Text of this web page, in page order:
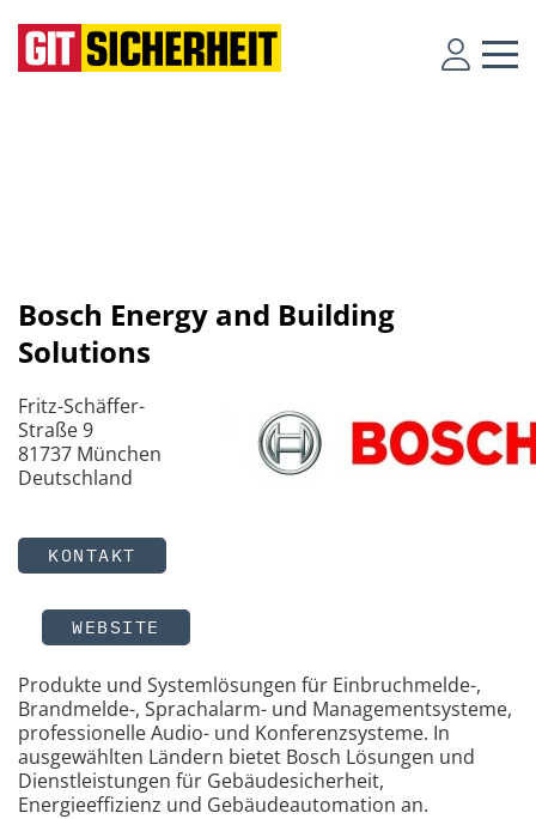
Bosch Energy and Building
Solutions
Fritz-Schäffer-
Straße 9
81737 München
Deutschland
KONTAKT
WEBSITE
Produkte und Systemlösungen für Einbruchmelde-,
Brandmelde-, Sprachalarm- und Managementsysteme,
professionelle Audio- und Konferenzsysteme. In
ausgewählten Ländern bietet Bosch Lösungen und
Dienstleistungen für Gebäudesicherheit,
Energieeffizienz und Gebäudeautomation an.